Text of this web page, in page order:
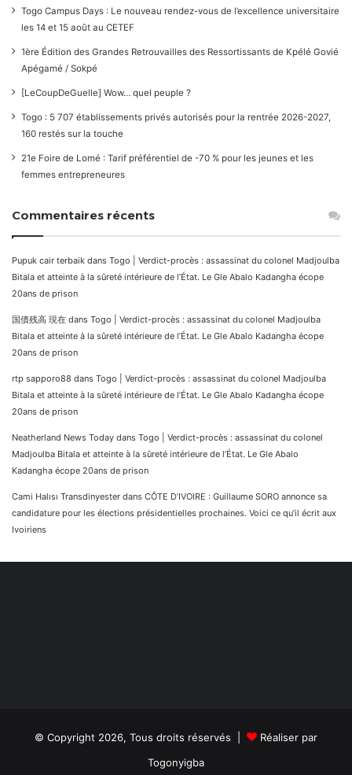
Togo Campus Days : Le nouveau rendez-vous de l’excellence universitaire
les 14 et 15 août au CETEF
1ère Édition des Grandes Retrouvailles des Ressortissants de Kpélé Govié
Apégamé / Sokpé
[LeCoupDeGuelle] Wow… quel peuple ?
Togo : 5 707 établissements privés autorisés pour la rentrée 2026-2027,
160 restés sur la touche
21e Foire de Lomé : Tarif préférentiel de -70 % pour les jeunes et les
femmes entrepreneures
Commentaires récents
Pupuk cair terbaik dans Togo | Verdict-procès : assassinat du colonel Madjoulba
Bitala et atteinte à la sûreté intérieure de l’État. Le Gle Abalo Kadangha écope
20ans de prison
国債残高 現在 dans Togo | Verdict-procès : assassinat du colonel Madjoulba
Bitala et atteinte à la sûreté intérieure de l’État. Le Gle Abalo Kadangha écope
20ans de prison
rtp sapporo88 dans Togo | Verdict-procès : assassinat du colonel Madjoulba
Bitala et atteinte à la sûreté intérieure de l’État. Le Gle Abalo Kadangha écope
20ans de prison
Neatherland News Today dans Togo | Verdict-procès : assassinat du colonel
Madjoulba Bitala et atteinte à la sûreté intérieure de l’État. Le Gle Abalo
Kadangha écope 20ans de prison
Cami Halısı Transdinyester dans CÔTE D’IVOIRE : Guillaume SORO annonce sa
candidature pour les élections présidentielles prochaines. Voici ce qu’il écrit aux
Ivoiriens
© Copyright 2026, Tous droits réservés |
Réaliser par
Togonyigba